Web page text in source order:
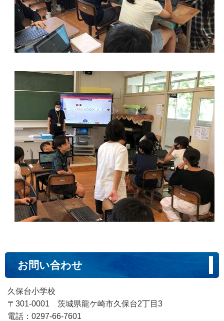
お問い合わせ
久保台小学校
〒301-0001 茨城県龍ケ崎市久保台2丁目3
電話：0297-66-7601